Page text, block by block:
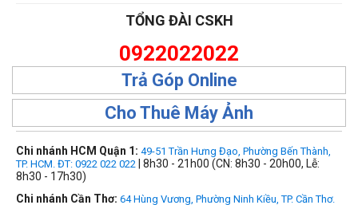
TỔNG ĐÀI CSKH
0922022022
Trả Góp Online
Cho Thuê Máy Ảnh
Chi nhánh HCM Quận 1: 49-51 Trần Hưng Đạo, Phường Bến Thành,
TP. HCM. ĐT: 0922 022 022 | 8h30 - 21h00 (CN: 8h30 - 20h00, Lễ:
8h30 - 17h30)
Chi nhánh Cần Thơ: 64 Hùng Vương, Phường Ninh Kiều, TP. Cần Thơ.